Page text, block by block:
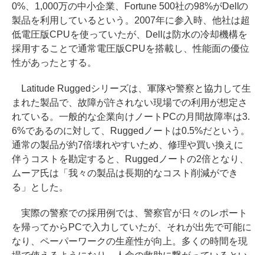
0%、1,000万の中小企業、Fortune 500社の98%がDellの
製品を利用しているという。2007年に参入時、他社は超
低電圧版CPUを使っていたが、Dellは防水の冷却機構を
採用することで通常電圧版CPUを搭載し、性能面の優位
性があったとする。
Latitude Ruggedシリーズは、軍隊や警察と協力して生
まれた製品で、故障が許されない現場での利用が想定さ
れている。一般的な企業向けノートPCの月間故障率は3.
6%であるのに対して、Ruggedノートは0.5%だという。
通常の製品が約7倍壊れやすいため、修理や買い換えに
伴うコストを勘定すると、Ruggedノートの2倍となり、
ムーア氏は「我々の製品は長期的なコスト削減ができ
る」とした。
実際の警察での採用例では、警察官が日々のレポート
を帰ってからPCで入力していたが、それが出先で可能に
なり、ペーパーワークの生産性が向上。多くの時間を現